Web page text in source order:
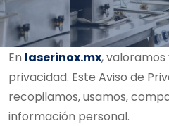
En laserinox.mx,
privacidad. Este Aviso de
recopilamos, usamos,
información personal.